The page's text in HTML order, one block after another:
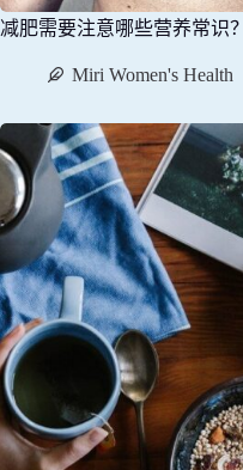
减肥需要注意哪些营养常识？
Miri Women's Health